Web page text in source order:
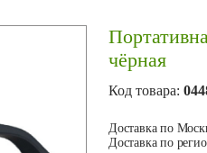
чёрная
Код товара:
Доставка по
Доставка по